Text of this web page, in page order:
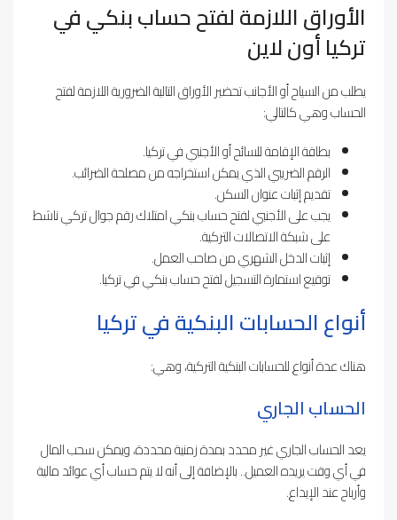
الأوراق اللازمة لفتح حساب بنكي في
تركيا أون لاين
يطلب من السياح أو الأجانب تحضير الأوراق التالية الضرورية اللازمة لفتح
الحساب وهي كالتالي:
بطاقة الإقامة للسائح أو الأجنبي في تركيا.
الرقم الضريبي الذي يمكن استخراجه من مصلحة الضرائب.
تقديم إثبات عنوان السكن.
يجب على الأجنبي لفتح حساب بنكي امتلاك رقم جوال تركي ناشط
على شبكة الاتصالات التركية.
إثبات الدخل الشهري من صاحب العمل.
توقيع استمارة التسجيل لفتح حساب بنكي في تركيا.
أنواع الحسابات البنكية في تركيا
هناك عدة أنواع للحسابات البنكية التركية، وهي:
الحساب الجاري
يعد الحساب الجاري غير محدد بمدة زمنية محددة، ويمكن سحب المال
في أي وقت يريده العميل.. بالإضافة إلى أنه لا يتم حساب أي عوائد مالية
وأرباح عند الإيداع.